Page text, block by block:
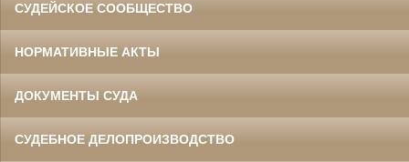
СУДЕЙСКОЕ СООБЩЕСТВО
НОРМАТИВНЫЕ АКТЫ
ДОКУМЕНТЫ СУДА
СУДЕБНОЕ ДЕЛОПРОИЗВОДСТВО